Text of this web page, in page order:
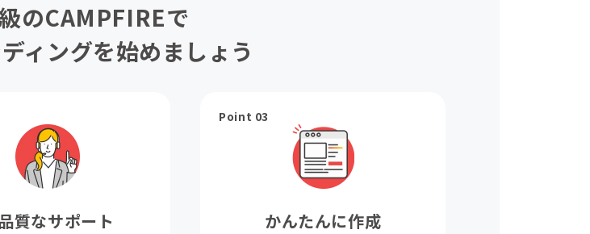
のCAMPFIREで
ィングを始めましょう
質なサポート
Point 03
かんたんに作成